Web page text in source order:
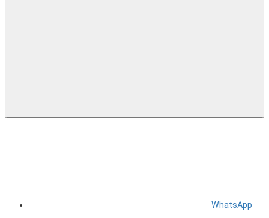
WhatsApp